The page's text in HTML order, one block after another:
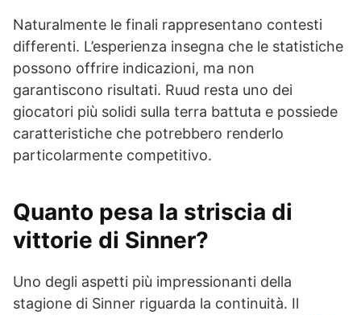
Naturalmente le finali rappresentano contesti
differenti. L’esperienza insegna che le statistiche
possono offrire indicazioni, ma non
garantiscono risultati. Ruud resta uno dei
giocatori più solidi sulla terra battuta e possiede
caratteristiche che potrebbero renderlo
particolarmente competitivo.
Quanto pesa la striscia di
vittorie di Sinner?
Uno degli aspetti più impressionanti della
stagione di Sinner riguarda la continuità. Il